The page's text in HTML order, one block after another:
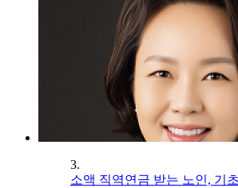
3.
소액 직역연금 받는 노인, 기